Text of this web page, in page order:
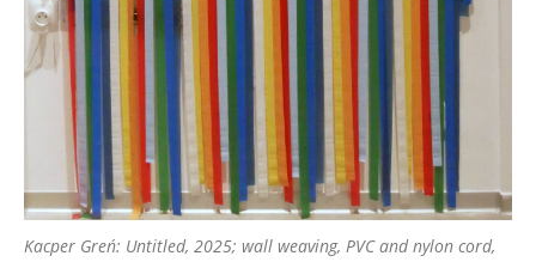
Kacper Greń: Untitled, 2025; wall weaving, PVC and nylon cord,